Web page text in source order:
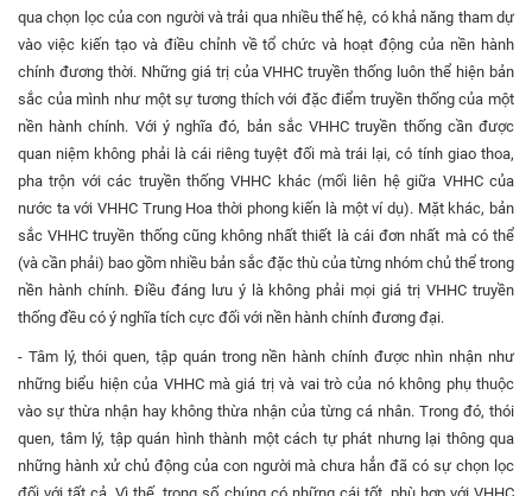
qua chọn lọc của con người và trải qua nhiều thế hệ, có khả năng tham dự
vào việc kiến tạo và điều chỉnh về tổ chức và hoạt động của nền hành
chính đương thời. Những giá trị của VHHC truyền thống luôn thể hiện bản
sắc của mình như một sự tương thích với đặc điểm truyền thống của một
nền hành chính. Với ý nghĩa đó, bản sắc VHHC truyền thống cần được
quan niệm không phải là cái riêng tuyệt đối mà trái lại, có tính giao thoa,
pha trộn với các truyền thống VHHC khác (mối liên hệ giữa VHHC của
nước ta với VHHC Trung Hoa thời phong kiến là một ví dụ). Mặt khác, bản
sắc VHHC truyền thống cũng không nhất thiết là cái đơn nhất mà có thể
(và cần phải) bao gồm nhiều bản sắc đặc thù của từng nhóm chủ thể trong
nền hành chính. Điều đáng lưu ý là không phải mọi giá trị VHHC truyền
thống đều có ý nghĩa tích cực đối với nền hành chính đương đại.
- Tâm lý, thói quen, tập quán trong nền hành chính được nhìn nhận như
những biểu hiện của VHHC mà giá trị và vai trò của nó không phụ thuộc
vào sự thừa nhận hay không thừa nhận của từng cá nhân. Trong đó, thói
quen, tâm lý, tập quán hình thành một cách tự phát nhưng lại thông qua
những hành xử chủ động của con người mà chưa hẳn đã có sự chọn lọc